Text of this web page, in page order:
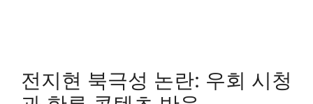
전지현 북극성 논란: 우회 시청